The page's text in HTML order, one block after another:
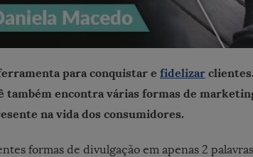
para conquistar e fidelizar
também encontra várias formas de
na vida dos consumidores.
formas de divulgação em apenas 2